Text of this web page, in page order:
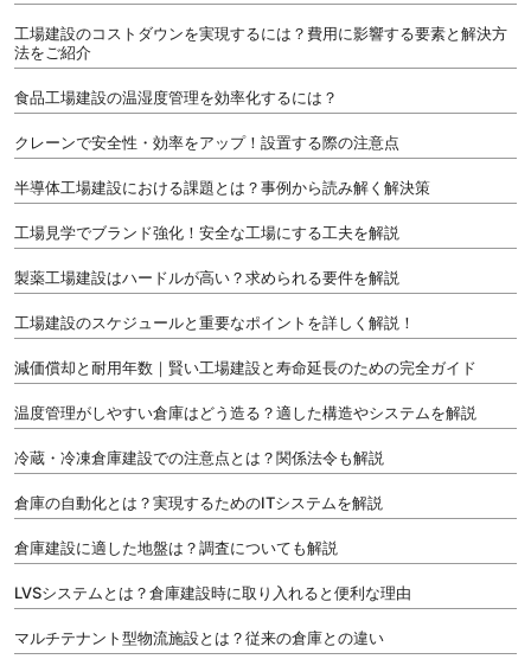
工場建設のコストダウンを実現するには？費用に影響する要素と解決方
法をご紹介
食品工場建設の温湿度管理を効率化するには？
クレーンで安全性・効率をアップ！設置する際の注意点
半導体工場建設における課題とは？事例から読み解く解決策
工場見学でブランド強化！安全な工場にする工夫を解説
製薬工場建設はハードルが高い？求められる要件を解説
工場建設のスケジュールと重要なポイントを詳しく解説！
減価償却と耐用年数｜賢い工場建設と寿命延長のための完全ガイド
温度管理がしやすい倉庫はどう造る？適した構造やシステムを解説
冷蔵・冷凍倉庫建設での注意点とは？関係法令も解説
倉庫の自動化とは？実現するためのITシステムを解説
倉庫建設に適した地盤は？調査についても解説
LVSシステムとは？倉庫建設時に取り入れると便利な理由
マルチテナント型物流施設とは？従来の倉庫との違い